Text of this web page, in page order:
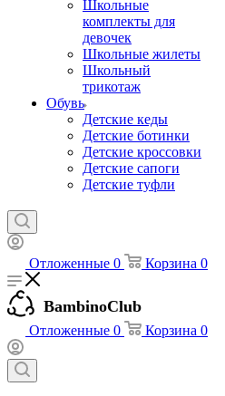
Школьные
комплекты для
девочек
Школьные жилеты
Школьный
трикотаж
Обувь
Детские кеды
Детские ботинки
Детские кроссовки
Детские сапоги
Детские туфли
Отложенные 0 Корзина 0
BambinoClub
Отложенные 0 Корзина 0